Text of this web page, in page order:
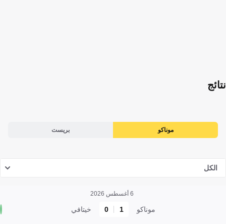
نتائج
موناكو بريست
الكل
6 أغسطس 2026
موناكو 1
0 خيتافي